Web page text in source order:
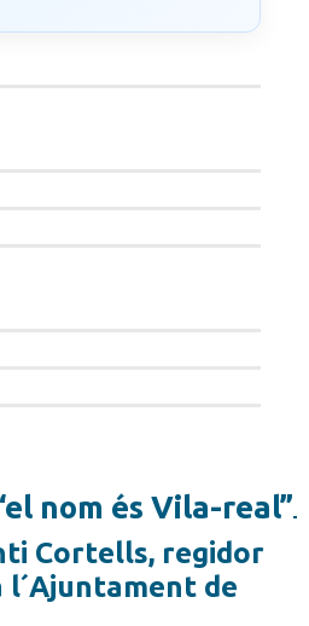
nom és Vila-real”
Cortells, regidor
l´Ajuntament de